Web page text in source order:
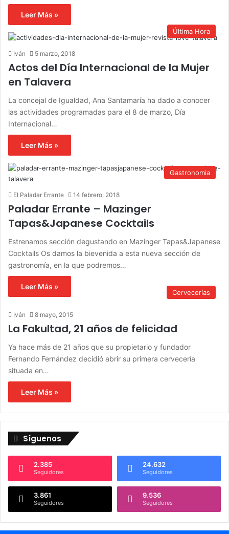
Leer Más »
Última Hora
Iván 5 marzo, 2018
Actos del Día Internacional de la Mujer
en Talavera
La concejal de Igualdad, Ana Santamaría ha dado a conocer
las actividades programadas para el 8 de marzo, Día
Internacional…
Leer Más »
Gastronomia
El Paladar Errante 14 febrero, 2018
Paladar Errante – Mazinger
Tapas&Japanese Cocktails
Estrenamos sección degustando en Mazinger Tapas&Japanese
Cocktails Os damos la bievenida a esta nueva sección de
gastronomía, en la que podremos…
Leer Más »
Cervecerías
Iván 8 mayo, 2015
La Fakultad, 21 años de felicidad
Ya hace más de 21 años que su propietario y fundador
Fernando Fernández decidió abrir su primera cervecería
situada en…
Leer Más »
Síguenos
2.385
Seguidores
24.632
Seguidores
3.861
Seguidores
9.536
Seguidores